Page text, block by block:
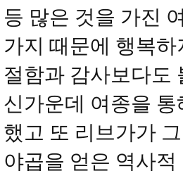
등 많은 것을 가진
가지 때문에 행복
절함과 감사보다도
신가운데 여종을
했고 또 리브가가
야곱을 얻은 역사